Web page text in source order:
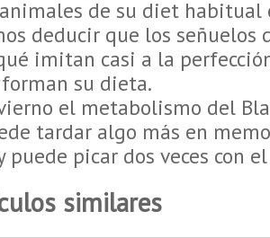
de su diet habitual
deducir que los señuelos
imitan casi a la
su dieta.
el metabolismo del
tardar algo más en
puede picar dos veces con
similares